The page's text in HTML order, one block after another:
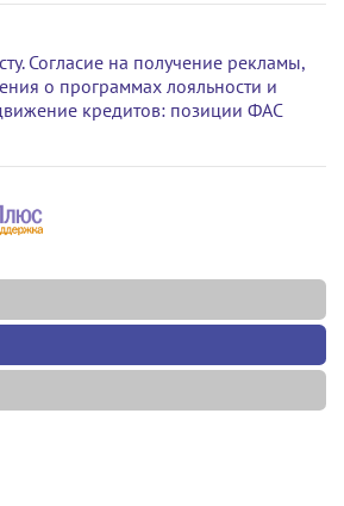
Согласие на получение рекламы,
о программах лояльности и
кредитов: позиции ФАС